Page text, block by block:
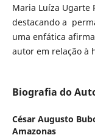
Maria Luíza Ugarte
destacando a
uma enfática
autor em relação à
Biografia do
César Augusto
Amazonas